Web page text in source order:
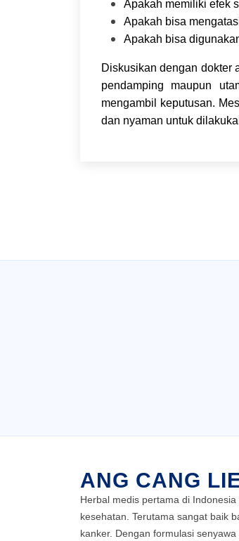
Apakah memiliki efek
Apakah bisa
Apakah bisa
Diskusikan dengan dokter
pendamping maupun
mengambil keputusan.
dan nyaman untuk
ANG CANG
Herbal medis pertama di
kesehatan. Terutama sangat baik
kanker. Dengan formulasi